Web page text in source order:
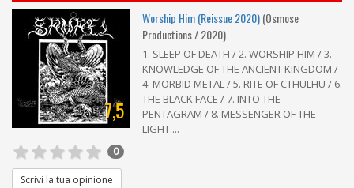
7,5
Worship Him (Reissue 2020)(Osmose
Productions / 2020)
1. SLEEP OF DEATH / 2. WORSHIP HIM / 3.
KNOWLEDGE OF THE ANCIENT KINGDOM /
4. MORBID METAL / 5. RITE OF CTHULHU / 6.
THE BLACK FACE / 7. INTO THE
PENTAGRAM / 8. MESSENGER OF THE
LIGHT ...
0
Scrivi la tua opinione